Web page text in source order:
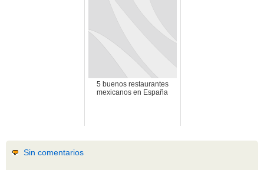
5 buenos restaurantes
mexicanos en España
Sin comentarios